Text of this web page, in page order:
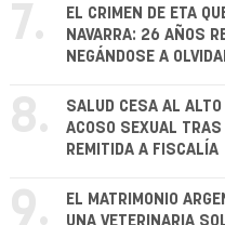
7.
EL CRIMEN DE ETA
NAVARRA: 26 AÑOS
NEGÁNDOSE A
8.
SALUD CESA AL ALTO
ACOSO SEXUAL
REMITIDA A FISCALÍA
9.
EL MATRIMONIO
UNA VETERINARIA